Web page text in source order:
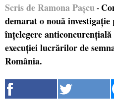
Scris de Ramona Pașcu -
demarat o nouă
înțelegere
execuției lucrărilor de
România.